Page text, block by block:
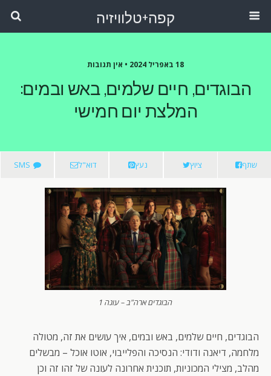
קפה+טלוויזיה
18 באפריל 2024 • אין תגובות
הבוגדים, חיים שלמים, באש ובמים:
המלצת יום חמישי
שתף ציוץ נעץ דוא"ל SMS
הבוגדים ארה"ב – עונה 1
הבוגדים, חיים שלמים, באש ובמים, איך עושים את זה, מטולה
מלחמה, דיאנה ודודי: הנסיכה והפלייבוי, אוטו אוכל – מבשלים
מהלב, מצילי המכוניות, תוכנית אחרונה לעונה של זהו זה וכן